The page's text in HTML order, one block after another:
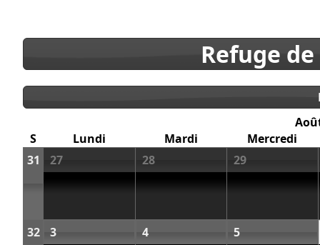
Refuge
S
Lundi Mardi
Mercredi
31
27 28 29
32 3 4 5